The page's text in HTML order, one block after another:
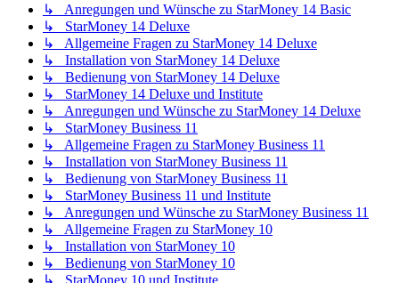
↳ Anregungen und Wünsche zu StarMoney 14 Basic
↳ StarMoney 14 Deluxe
↳ Allgemeine Fragen zu StarMoney 14 Deluxe
↳ Installation von StarMoney 14 Deluxe
↳ Bedienung von StarMoney 14 Deluxe
↳ StarMoney 14 Deluxe und Institute
↳ Anregungen und Wünsche zu StarMoney 14 Deluxe
↳ StarMoney Business 11
↳ Allgemeine Fragen zu StarMoney Business 11
↳ Installation von StarMoney Business 11
↳ Bedienung von StarMoney Business 11
↳ StarMoney Business 11 und Institute
↳ Anregungen und Wünsche zu StarMoney Business 11
↳ Allgemeine Fragen zu StarMoney 10
↳ Installation von StarMoney 10
↳ Bedienung von StarMoney 10